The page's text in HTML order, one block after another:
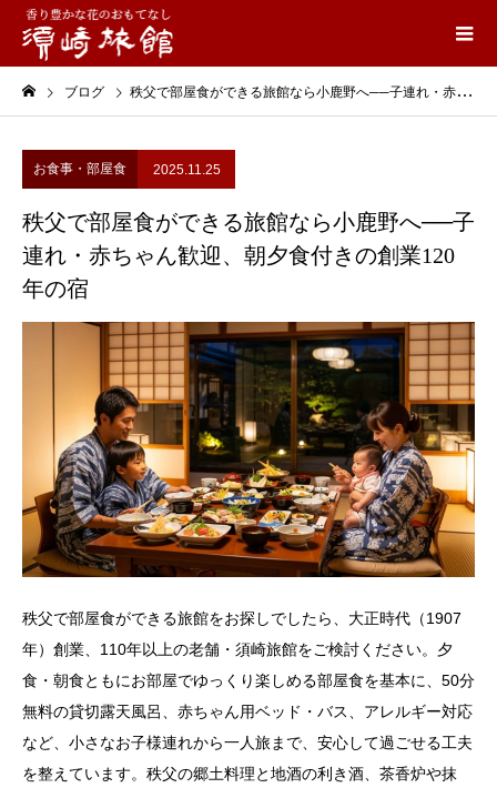
ブログ 秩父で部屋食ができる旅館なら小鹿野へ──子連れ・赤ちゃん歓迎、朝夕食付きの創業120年の宿
お食事・部屋食 2025.11.25
秩父で部屋食ができる旅館なら小鹿野へ──子
連れ・赤ちゃん歓迎、朝夕食付きの創業120
年の宿
秩父で部屋食ができる旅館をお探しでしたら、大正時代（1907
年）創業、110年以上の老舗・須崎旅館をご検討ください。​夕
食・朝食ともにお部屋でゆっくり楽しめる部屋食を基本に、50分
無料の貸切露天風呂、赤ちゃん用ベッド・バス、アレルギー対応
など、小さなお子様連れから一人旅まで、安心して過ごせる工夫
を整えています。​秩父の郷土料理と地酒の利き酒、茶香炉や抹